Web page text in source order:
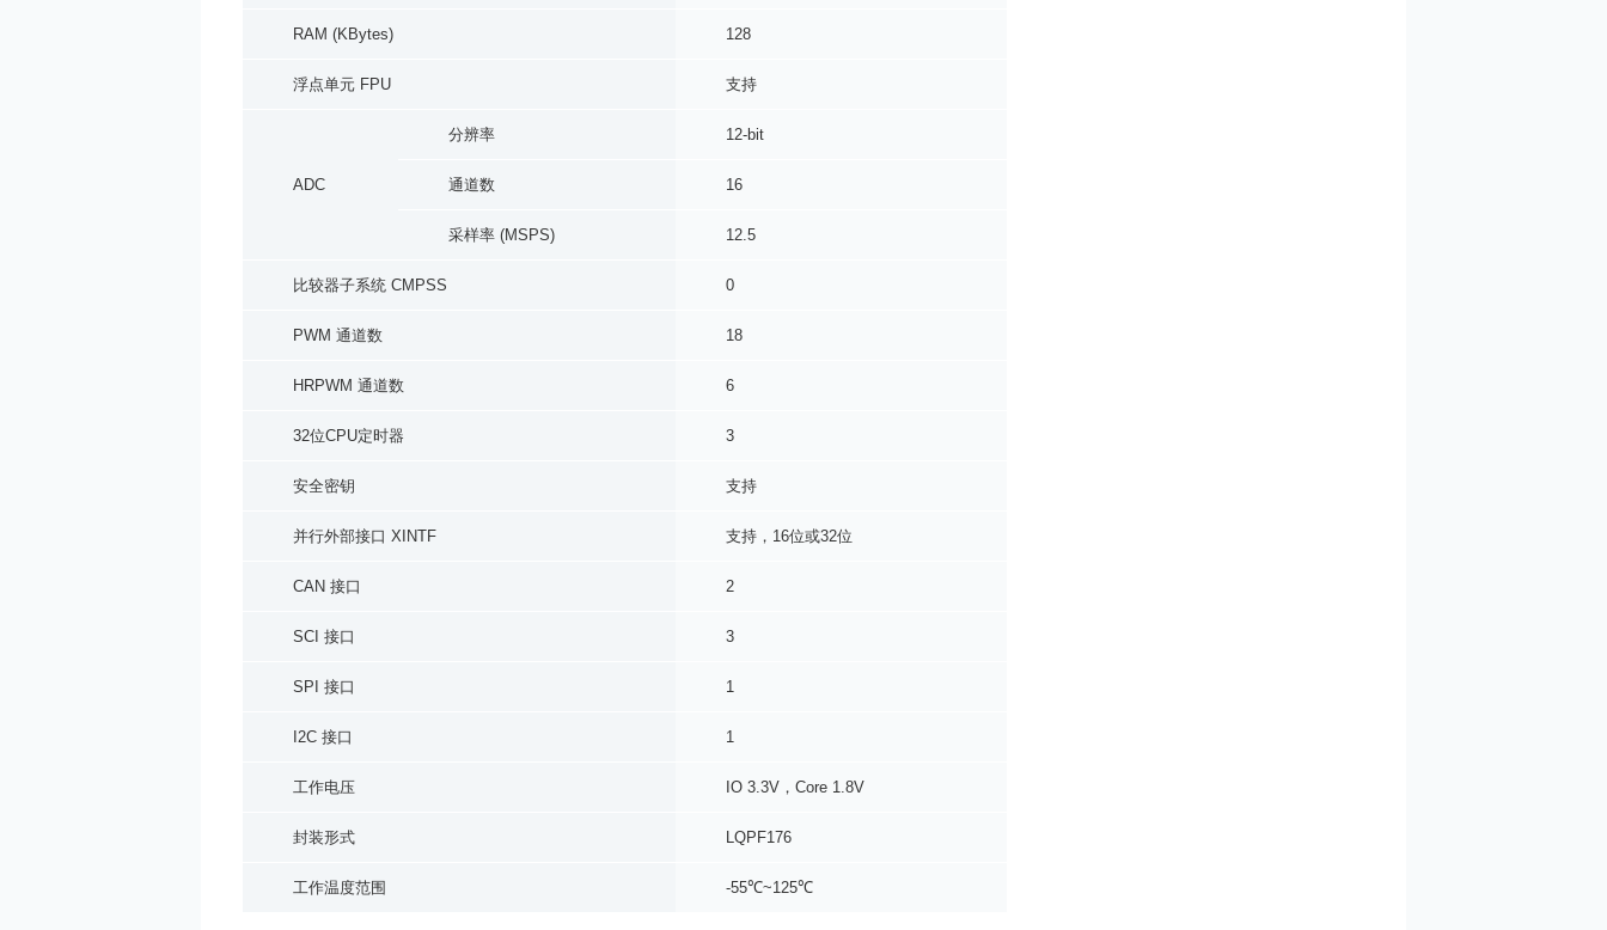
RAM (KBytes) 128
浮点单元 FPU 支持
ADC
分辨率 12-bit
通道数 16
采样率 (MSPS) 12.5
比较器子系统 CMPSS 0
PWM 通道数 18
HRPWM 通道数 6
32位CPU定时器 3
安全密钥 支持
并行外部接口 XINTF 支持，16位或32位
CAN 接口 2
SCI 接口 3
SPI 接口 1
I2C 接口 1
工作电压 IO 3.3V，Core 1.8V
封装形式 LQPF176
工作温度范围 -55℃~125℃